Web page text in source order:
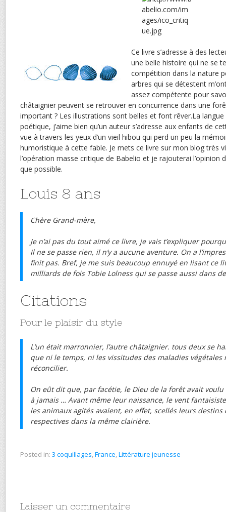
Ce livre s’adresse à des
une belle histoire qui ne se
compétition dans la nature
arbres qui se détestent
assez compétente pour
châtaignier peuvent se retrouver en concurrence dans une
important ? Les illustrations sont belles et font rêver.La
poétique, j’aime bien qu’un auteur s’adresse aux enfants de
vue à travers les yeux d’un vieil hibou qui perd un peu la
humoristique à cette fable. Je mets ce livre sur mon blog très
l’opération masse critique de Babelio et je rajouterai l’opinion
que possible.
Louis 8 ans
Chère Grand-mère,
Je n’ai pas du tout aimé ce livre, je vais t’expliquer
Il ne se passe rien, il n’y a aucune aventure. On a
finit pas. Bref, je me suis beaucoup ennuyé en lisant ce
milliards de fois Tobie Lolness qui se passe aussi dans
Citations
Pour le plaisir du style
L’un était marronnier, l’autre châtaignier. tous deux se
que ni le temps, ni les vissitudes des maladies végétales
réconcilier.
On eût dit que, par facétie, le Dieu de la forêt avait
à jamais … Avant même leur naissance, le vent
les animaux agités avaient, en effet, scellés leurs
respectives dans la même clairière.
Posted in: 3 coquillages,France,Littérature jeunesse
Laisser un commentaire